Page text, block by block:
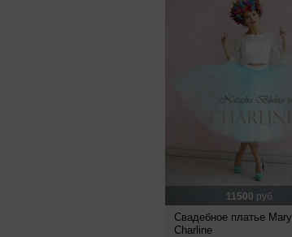
11500 руб.
Свадебное платье
Charline